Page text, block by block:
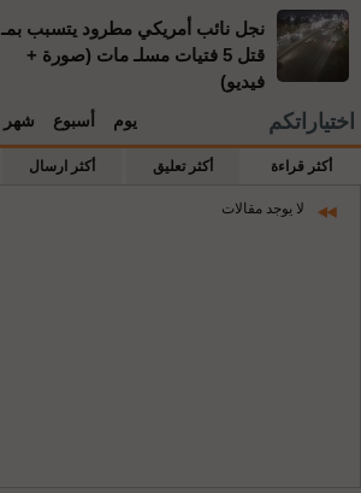
نجل نائب أمريكي مطرود يتسبب بمـ
قتل 5 فتيات مسلـ مات (صورة +
فيديو)
اختياراتكم يوم أسبوع شهر
أكثر قراءة أكثر تعليق أكثر ارسال
لا يوجد مقالات